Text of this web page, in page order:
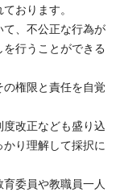
おります。
て、不公正な行為が
行うことができる
権限と責任を自覚
改正なども盛り込
り理解して採択に
委員や教職員一人